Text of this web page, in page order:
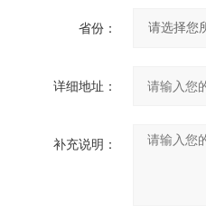
省份：
详细地址：
补充说明：